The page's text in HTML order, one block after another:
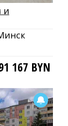
и
167 BYN